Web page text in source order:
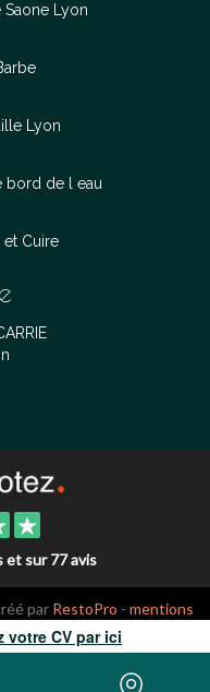
Saone Lyon
Lyon
bord de l eau
et Cuire
et sur 77 avis
par RestoPro - mentions
votre CV par ici